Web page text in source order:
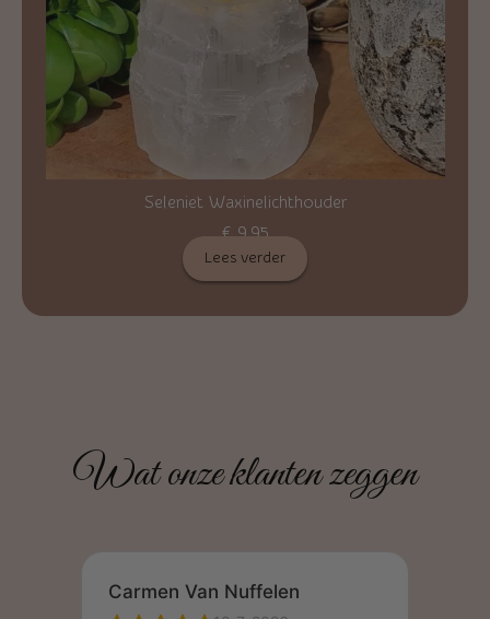
Seleniet Waxinelichthouder
€9,95
Lees verder
Wat onze klanten zeggen